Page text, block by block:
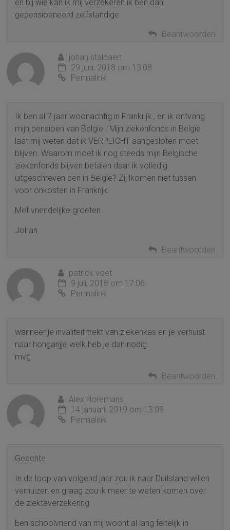
en bij wie kan ik mij verzekeren ik ben dan
gepensioeneerd zelfstandige
Beantwoorden
johan stalpaert
29 juni, 2018 om 13:08
Permalink
Ik ben al 7 jaar woonachtig in Frankrijk , en ik ontvang
mijn pensioen van Belgïe . Mijn ziekenfonds in Belgïe
laat mij weten dat ik VERPLICHT aangesloten moet
blijven. Waarom moet ik nog steeds mijn Belgische
ziekenfonds blijven betalen daar ik volledig
uitgeschreven ben in Belgïe? Zij lkomen niet tussen
voor onkosten in Frankrijk.
Met vriendelijke groeten
Johan
Beantwoorden
patrick voet
9 juli, 2018 om 17:06
Permalink
wanneer je invaliteit trekt van ziekenkas en je verhuist
naar hongarijje welk heb je dan nodig
mvg
Beantwoorden
Alex Horemans
14 januari, 2019 om 13:09
Permalink
Geachte
In de loop van volgend jaar zou ik naar Duitsland willen
verhuizen en graag zou ik meer te weten komen over
de ziekteverzekering.
Een schoolvriend van mij woont al lang feitelijk in